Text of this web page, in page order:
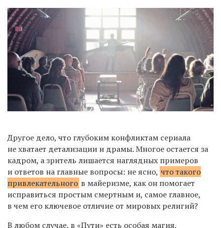
Другое дело, что глубоким конфликтам сериала
не хватает детализации и драмы. Многое остается за
кадром, а зритель лишается наглядных примеров
и ответов на главные вопросы: не ясно, что такого
привлекательного в майеризме, как он помогает
исправиться простым смертным и, самое главное,
в чем его ключевое отличие от мировых религий?
В любом случае, в «Пути» есть особая магия,